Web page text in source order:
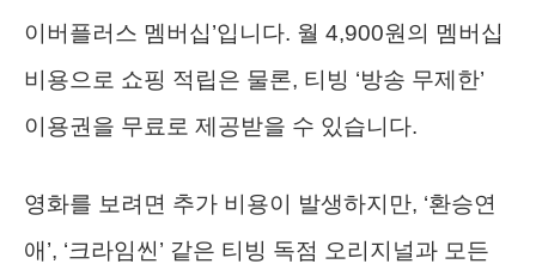
이버플러스 멤버십’입니다. 월 4,900원의 멤버십
비용으로 쇼핑 적립은 물론, 티빙 ‘방송 무제한’
이용권을 무료로 제공받을 수 있습니다.
영화를 보려면 추가 비용이 발생하지만, ‘환승연
애’, ‘크라임씬’ 같은 티빙 독점 오리지널과 모든